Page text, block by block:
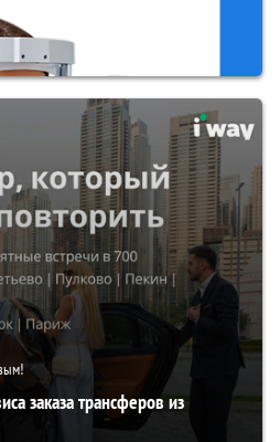
заказа трансферов из